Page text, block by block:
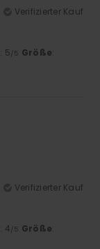
Verifizierter Kauf
: 5/5 Größe:
Verifizierter Kauf
: 4/5 Größe: